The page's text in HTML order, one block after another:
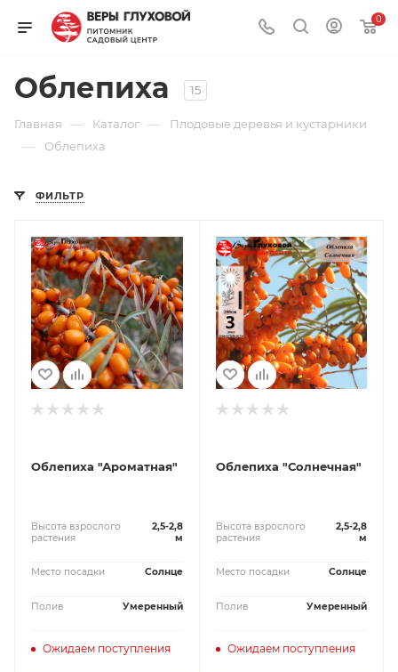
0
Облепиха 15
Главная — Каталог — Плодовые деревья и кустарники
— Облепиха
ФИЛЬТР
Облепиха "Ароматная"
Высота взрослого
растения
2,5-2,8
м
Место посадки Солнце
Полив Умеренный
Ожидаем поступления
Облепиха "Солнечная"
Высота взрослого
растения
2,5-2,8
м
Место посадки Солнце
Полив Умеренный
Ожидаем поступления